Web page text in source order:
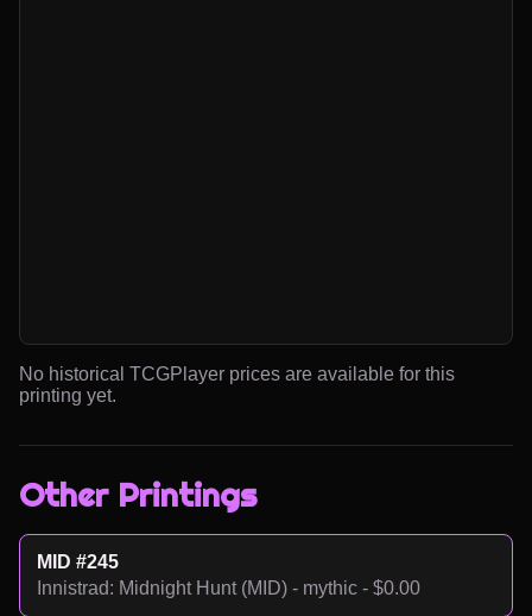
No historical TCGPlayer prices are available for this
printing yet.
Other Printings
MID #245
Innistrad: Midnight Hunt (MID) - mythic - $0.00